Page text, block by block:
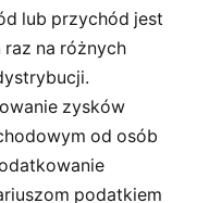
lub przychód jest
na różnych
zysków
od osób
podatkiem